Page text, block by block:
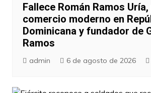
Fallece Román Ramos
comercio moderno en
Dominicana y fundador de
Ramos
admin 6 de agosto de 2026